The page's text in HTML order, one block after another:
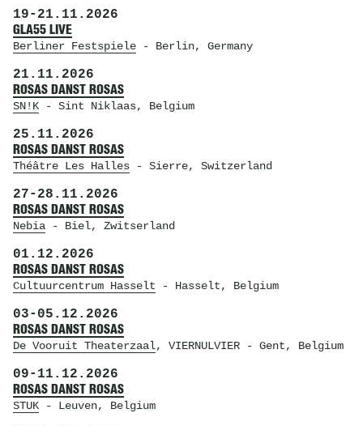
19- 21.11.2026
GLA55 LIVE
Berliner Festspiele- Berlin, Germany
21.11.2026
ROSAS DANST ROSAS
SN!K- Sint Niklaas, Belgium
25.11.2026
ROSAS DANST ROSAS
Théâtre Les Halles- Sierre, Switzerland
27- 28.11.2026
ROSAS DANST ROSAS
Nebia- Biel, Zwitserland
01.12.2026
ROSAS DANST ROSAS
Cultuurcentrum Hasselt - Hasselt, Belgium
03- 05.12.2026
ROSAS DANST ROSAS
De Vooruit Theaterzaal, VIERNULVIER- Gent, Belgium
09- 11.12.2026
ROSAS DANST ROSAS
STUK- Leuven, Belgium